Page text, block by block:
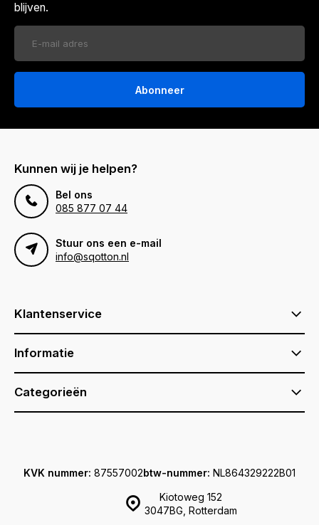
blijven.
Abonneer
Kunnen wij je helpen?
Bel ons
085 877 07 44
Stuur ons een e-mail
info@sqotton.nl
Klantenservice
Informatie
Categorieën
Kiotoweg 152
3047BG, Rotterdam
KVK nummer: 87557002btw-nummer: NL864329222B01